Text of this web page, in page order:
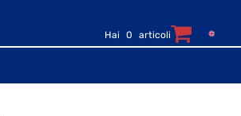
Hai 0 articoli